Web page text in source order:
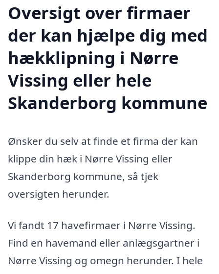
Oversigt over firmaer
der kan hjælpe dig med
hækklipning i Nørre
Vissing eller hele
Skanderborg kommune
Ønsker du selv at finde et firma der kan
klippe din hæk i Nørre Vissing eller
Skanderborg kommune, så tjek
oversigten herunder.
Vi fandt 17 havefirmaer i Nørre Vissing.
Find en havemand eller anlægsgartner i
Nørre Vissing og omegn herunder. I hele